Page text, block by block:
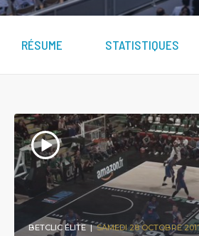
RÉSUME STATISTIQUES
BETCLIC ÉLITE|SAMEDI 28 OCTOBRE